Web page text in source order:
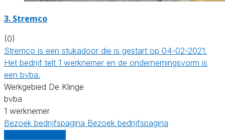
3. Stremco
(0)
Stremco is een stukadoor die is gestart op 04-02-2021.
Het bedrijf telt 1 werknemer en de ondernemingsvorm is
een bvba.
Werkgebied De Klinge
bvba
1 werknemer
Bezoek bedrijfspagina Bezoek bedrijfspagina